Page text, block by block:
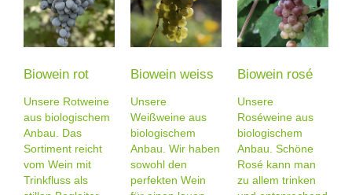
Biowein rot
Unsere Rotweine
aus biologischem
Anbau. Das
Sortiment reicht
vom Wein mit
Trinkfluss als
Biowein weiss
Unsere
Weißweine aus
biologischem
Anbau. Wir haben
sowohl den
perfekten Wein
Biowein rosé
Unsere
Roséweine aus
biologischem
Anbau. Schöne
Rosé kann man
zu allem trinken